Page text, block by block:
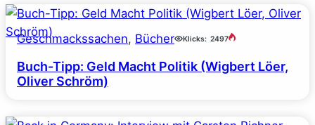
Geschmackssachen, Bücher Klicks: 2497
Buch-Tipp: Geld Macht Politik (Wigbert Löer,
Oliver Schröm)